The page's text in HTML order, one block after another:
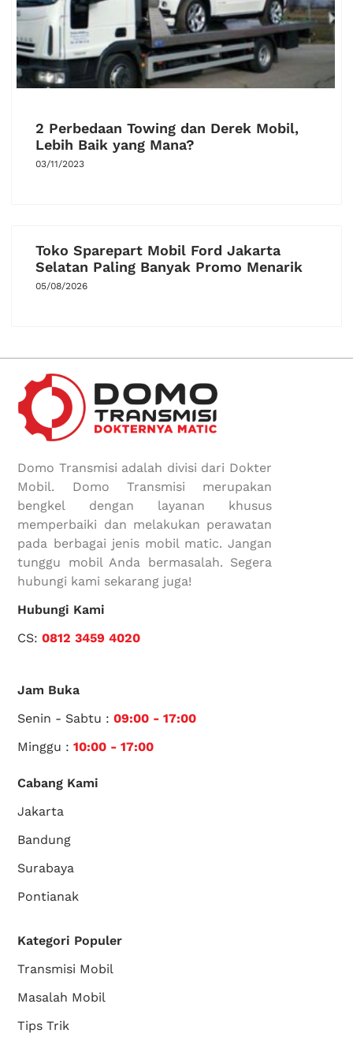
2 Perbedaan Towing dan Derek Mobil,
Lebih Baik yang Mana?
03/11/2023
Toko Sparepart Mobil Ford Jakarta
Selatan Paling Banyak Promo Menarik
05/08/2026
Domo Transmisi adalah divisi dari Dokter
Mobil. Domo Transmisi merupakan
bengkel dengan layanan khusus
memperbaiki dan melakukan perawatan
pada berbagai jenis mobil matic. Jangan
tunggu mobil Anda bermasalah. Segera
hubungi kami sekarang juga!
Hubungi Kami
CS:0812 3459 4020
Jam Buka
Senin - Sabtu :09:00 - 17:00
Minggu :10:00 - 17:00
Cabang Kami
Jakarta
Bandung
Surabaya
Pontianak
Kategori Populer
Transmisi Mobil
Masalah Mobil
Tips Trik